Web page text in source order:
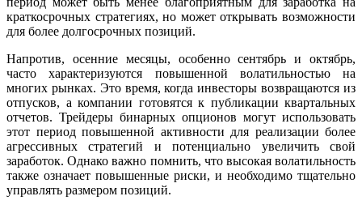
краткосрочных стратегиях, но может открывать возможности
для более долгосрочных позиций.
Напротив, осенние месяцы, особенно сентябрь и октябрь,
часто характеризуются повышенной волатильностью на
многих рынках. Это время, когда инвесторы возвращаются из
отпусков, а компании готовятся к публикации квартальных
отчетов. Трейдеры бинарных опционов могут использовать
этот период повышенной активности для реализации более
агрессивных стратегий и потенциально увеличить свой
заработок. Однако важно помнить, что высокая волатильность
также означает повышенные риски, и необходимо тщательно
управлять размером позиций.